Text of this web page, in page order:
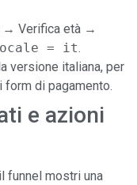
→ Verifica età →
= it.
versione italiana, per
form di pagamento.
e azioni
funnel mostri una